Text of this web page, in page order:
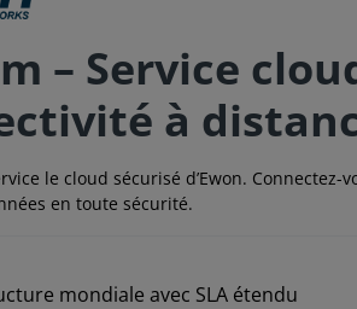
– Service
à
le cloud sécurisé d’Ewon.
en toute sécurité.
mondiale avec SLA étendu